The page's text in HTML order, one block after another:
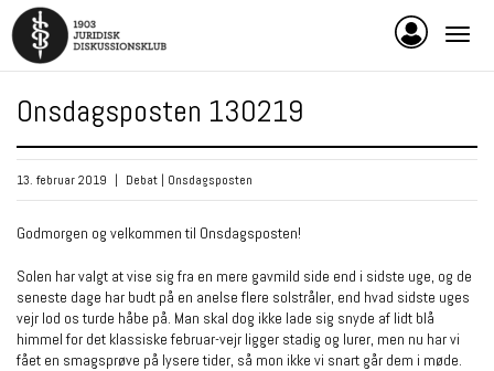
Onsdagsposten 130219
13. februar 2019 | Debat | Onsdagsposten
Godmorgen og velkommen til Onsdagsposten!
Solen har valgt at vise sig fra en mere gavmild side end i sidste uge, og de
seneste dage har budt på en anelse flere solstråler, end hvad sidste uges
vejr lod os turde håbe på. Man skal dog ikke lade sig snyde af lidt blå
himmel for det klassiske februar-vejr ligger stadig og lurer, men nu har vi
fået en smagsprøve på lysere tider, så mon ikke vi snart går dem i møde.